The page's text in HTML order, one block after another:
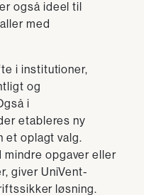
også ideel til
med
i institutioner,
og
i
etableres ny
et oplagt valg.
mindre opgaver eller
giver UniVent-
løsning.